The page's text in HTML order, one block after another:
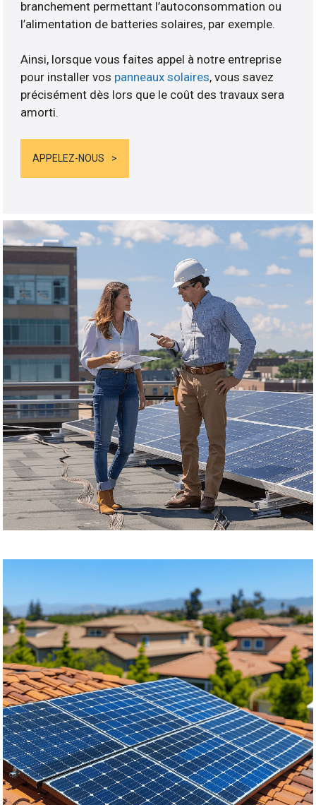
branchement permettant l’autoconsommation ou
l’alimentation de batteries solaires, par exemple.
Ainsi, lorsque vous faites appel à notre entreprise
pour installer vos panneaux solaires, vous savez
précisément dès lors que le coût des travaux sera
amorti.
APPELEZ-NOUS